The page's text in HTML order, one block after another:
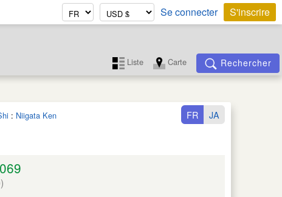
Se connecter S'inscrire
Liste Carte Rechercher
: Niigata Ken FR JA